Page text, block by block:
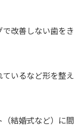
改善しない歯をき
いるなど形を整え
結婚式など）に間